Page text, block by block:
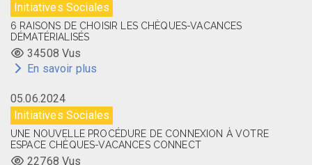
Initiatives Sociales
6 RAISONS DE CHOISIR LES CHÈQUES-VACANCES
DÉMATÉRIALISÉS
34508 Vus
En savoir plus
05.06.2024
Initiatives Sociales
UNE NOUVELLE PROCÉDURE DE CONNEXION À VOTRE
ESPACE CHÈQUES-VACANCES CONNECT
22768 Vus